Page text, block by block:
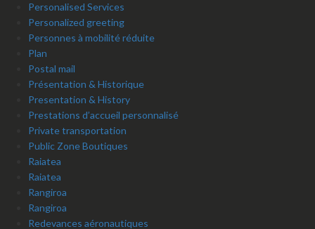
Personalised Services
Personalized greeting
Personnes à mobilité réduite
Plan
Postal mail
Présentation & Historique
Presentation & History
Prestations d’accueil personnalisé
Private transportation
Public Zone Boutiques
Raiatea
Raiatea
Rangiroa
Rangiroa
Redevances aéronautiques